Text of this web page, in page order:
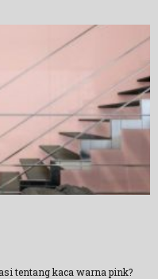
tentang kaca warna pink?